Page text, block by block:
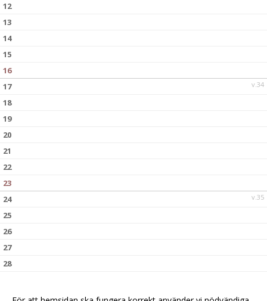
12
13
14
15
16
v.34
17
18
19
20
21
22
23
v.35
24
25
26
27
28